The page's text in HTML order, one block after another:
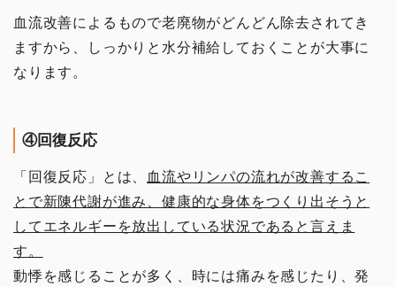
血流改善によるもので老廃物がどんどん除去されてき
ますから、しっかりと水分補給しておくことが大事に
なります。
④回復反応
「回復反応」とは、
血流やリンパの流れが改善するこ
とで新陳代謝が進み、健康的な身体をつくり出そうと
してエネルギーを放出している状況であると言えま
す。
動悸を感じることが多く、時には痛みを感じたり、発